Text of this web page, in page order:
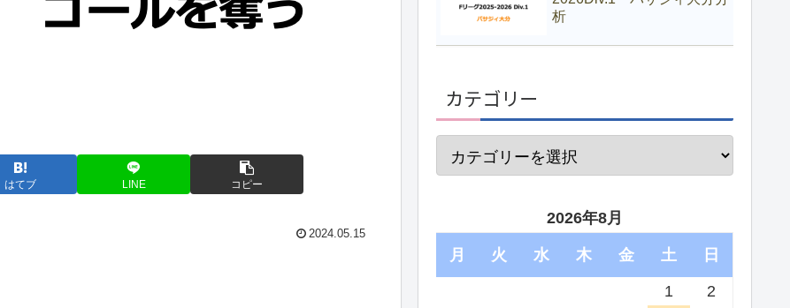
はてブ LINE コピー
2024.05.15
析
カテゴリー
2026年8月
月 火 水 木 金 土 日
1
2